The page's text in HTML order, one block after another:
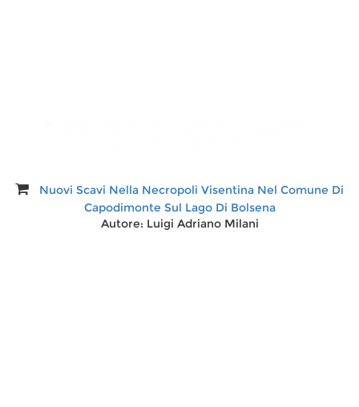
Nuovi Scavi Nella Necropoli Visentina Nel Comune Di
Capodimonte Sul Lago Di Bolsena
Autore: Luigi Adriano Milani